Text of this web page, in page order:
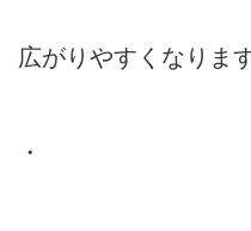
広がりやすくなります
・